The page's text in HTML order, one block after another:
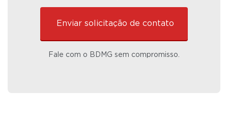
Fale com o BDMG sem compromisso.